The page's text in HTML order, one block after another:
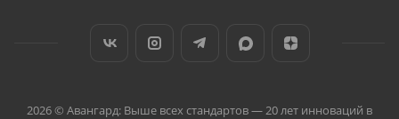
2026 © Авангард: Выше всех стандартов — 20 лет инноваций в